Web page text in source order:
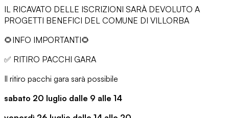
IL RICAVATO DELLE ISCRIZIONI SARÀ DEVOLUTO A
PROGETTI BENEFICI DEL COMUNE DI VILLORBA
🌻INFO IMPORTANTI🌻
✅ RITIRO PACCHI GARA
Il ritiro pacchi gara sarà possibile
sabato 20 luglio dalle 9 alle 14